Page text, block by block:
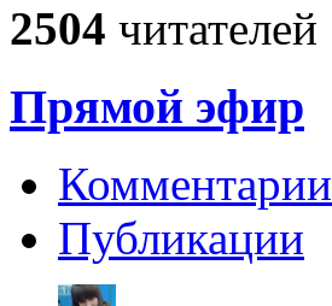
2504 читателей
Прямой эфир
Комментарии
Публикации